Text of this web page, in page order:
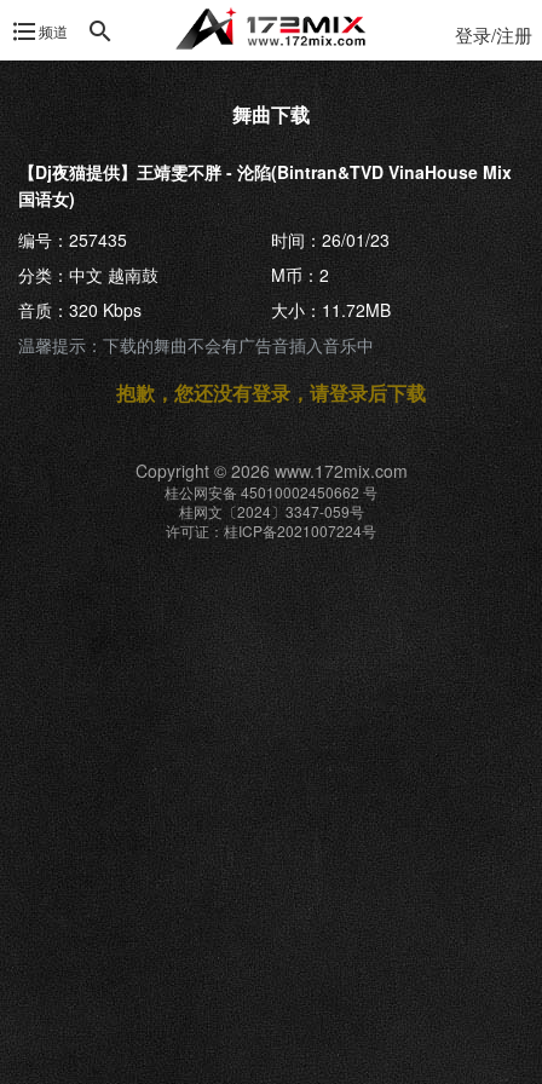
频道 登录/注册
舞曲下载
【Dj夜猫提供】王靖雯不胖 - 沦陷(Bintran&TVD VinaHouse Mix
国语女)
编号：257435
时间：26/01/23
分类：中文 越南鼓
M币：2
音质：320 Kbps
大小：11.72MB
温馨提示：下载的舞曲不会有广告音插入音乐中
抱歉，您还没有登录，请登录后下载
Copyright © 2026 www.172mix.com
桂公网安备 45010002450662 号
桂网文〔2024〕3347-059号
许可证：桂ICP备2021007224号